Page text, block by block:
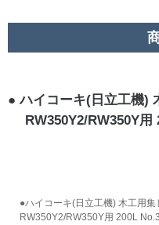
ハイコーキ(日立工機)
RW350Y2/RW350Y用
●ハイコーキ(日立工機) 木工用集
RW350Y2/RW350Y用 200L